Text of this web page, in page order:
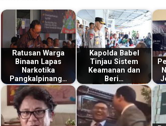
Ratusan Warga
Binaan Lapas
Narkotika
Pangkalpinang…
Kapolda Babel
Tinjau Sistem
Keamanan dan
Beri…